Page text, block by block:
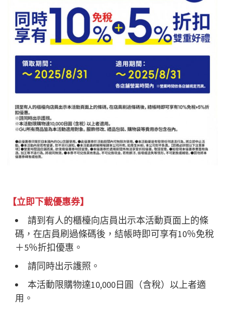
【立即下載優惠券】
請到有人的櫃檯向店員出示本活動頁面上的條
碼，在店員刷過條碼後，結帳時即可享有10％免稅
＋5％折扣優惠。
請同時出示護照。
本活動限購物達10,000日圓（含稅）以上者適
用。